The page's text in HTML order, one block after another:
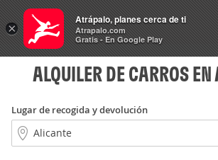
Rent
a Car
ALQUILER DE CARROS
Lugar de recogida y devolución
×
Atrápalo, planes cerca de ti
Atrapalo.com
Gratis - En Google Play